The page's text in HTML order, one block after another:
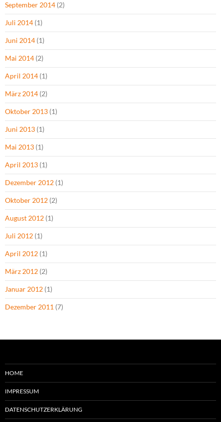
September 2014 (2)
Juli 2014 (1)
Juni 2014 (1)
Mai 2014 (2)
April 2014 (1)
März 2014 (2)
Oktober 2013 (1)
Juni 2013 (1)
Mai 2013 (1)
April 2013 (1)
Dezember 2012 (1)
Oktober 2012 (2)
August 2012 (1)
Juli 2012 (1)
April 2012 (1)
März 2012 (2)
Januar 2012 (1)
Dezember 2011 (7)
HOME
IMPRESSUM
DATENSCHUTZERKLÄRUNG